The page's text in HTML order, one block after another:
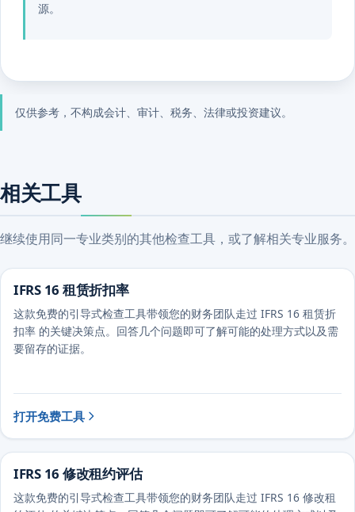
源。
仅供参考，不构成会计、审计、税务、法律或投资建议。
相关工具
继续使用同一专业类别的其他检查工具，或了解相关专业服务。
IFRS 16 租赁折扣率
这款免费的引导式检查工具带领您的财务团队走过 IFRS 16 租赁折
扣率 的关键决策点。回答几个问题即可了解可能的处理方式以及需
要留存的证据。
打开免费工具
IFRS 16 修改租约评估
这款免费的引导式检查工具带领您的财务团队走过 IFRS 16 修改租